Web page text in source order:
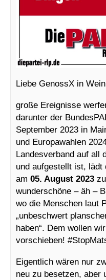
Liebe GenossX in
große Ereignisse
darunter der
September 2023 in
und Europawahlen
Landesverband auf all
und aufgestellt ist, lädt
am 05. August 2023
wunderschöne – äh –
wo die Menschen laut
„unbeschwert
haben“. Dem wollen
vorschieben!
Eigentlich wären nur
neu zu besetzen, aber